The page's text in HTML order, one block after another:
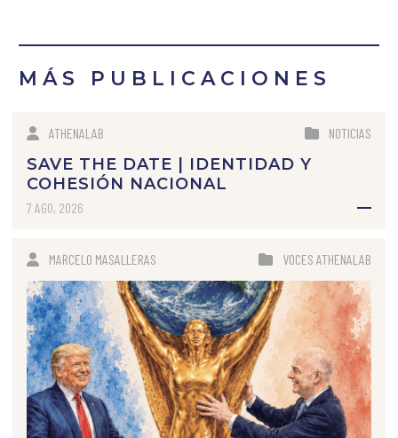
MÁS PUBLICACIONES
ATHENALAB NOTICIAS
SAVE THE DATE | IDENTIDAD Y
COHESIÓN NACIONAL
7 AGO, 2026
MARCELO MASALLERAS VOCES ATHENALAB